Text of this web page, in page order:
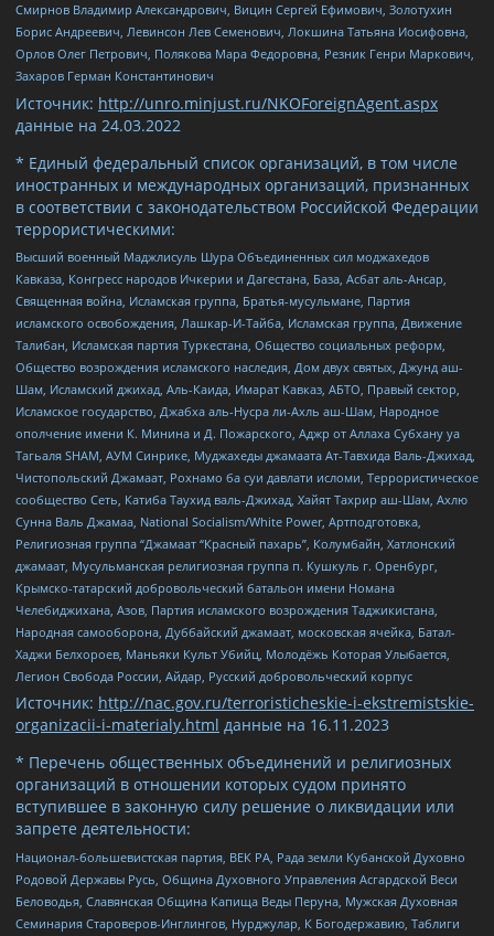
Смирнов Владимир Александрович, Вицин Сергей Ефимович, Золотухин
Борис Андреевич, Левинсон Лев Семенович, Локшина Татьяна Иосифовна,
Орлов Олег Петрович, Полякова Мара Федоровна, Резник Генри Маркович,
Захаров Герман Константинович
Источник: http://unro.minjust.ru/NKOForeignAgent.aspx
данные на 24.03.2022
* Единый федеральный список организаций, в том числе
иностранных и международных организаций, признанных
в соответствии с законодательством Российской Федерации
террористическими:
Высший военный Маджлисуль Шура Объединенных сил моджахедов
Кавказа, Конгресс народов Ичкерии и Дагестана, База, Асбат аль-Ансар,
Священная война, Исламская группа, Братья-мусульмане, Партия
исламского освобождения, Лашкар-И-Тайба, Исламская группа, Движение
Талибан, Исламская партия Туркестана, Общество социальных реформ,
Общество возрождения исламского наследия, Дом двух святых, Джунд аш-
Шам, Исламский джихад, Аль-Каида, Имарат Кавказ, АБТО, Правый сектор,
Исламское государство, Джабха аль-Нусра ли-Ахль аш-Шам, Народное
ополчение имени К. Минина и Д. Пожарского, Аджр от Аллаха Субхану уа
Тагьаля SHAM, АУМ Синрике, Муджахеды джамаата Ат-Тавхида Валь-Джихад,
Чистопольский Джамаат, Рохнамо ба суи давлати исломи, Террористическое
сообщество Сеть, Катиба Таухид валь-Джихад, Хайят Тахрир аш-Шам, Ахлю
Сунна Валь Джамаа, National Socialism/White Power, Артподготовка,
Религиозная группа “Джамаат “Красный пахарь”, Колумбайн, Хатлонский
джамаат, Мусульманская религиозная группа п. Кушкуль г. Оренбург,
Крымско-татарский добровольческий батальон имени Номана
Челебиджихана, Азов, Партия исламского возрождения Таджикистана,
Народная самооборона, Дуббайский джамаат, московская ячейка, Батал-
Хаджи Белхороев, Маньяки Культ Убийц, Молодёжь Которая Улыбается,
Легион Свобода России, Айдар, Русский добровольческий корпус
Источник: http://nac.gov.ru/terroristicheskie-i-ekstremistskie-
organizacii-i-materialy.html данные на 16.11.2023
* Перечень общественных объединений и религиозных
организаций в отношении которых судом принято
вступившее в законную силу решение о ликвидации или
запрете деятельности:
Национал-большевистская партия, ВЕК РА, Рада земли Кубанской Духовно
Родовой Державы Русь, Община Духовного Управления Асгардской Веси
Беловодья, Славянская Община Капища Веды Перуна, Мужская Духовная
Семинария Староверов-Инглингов, Нурджулар, К Богодержавию, Таблиги